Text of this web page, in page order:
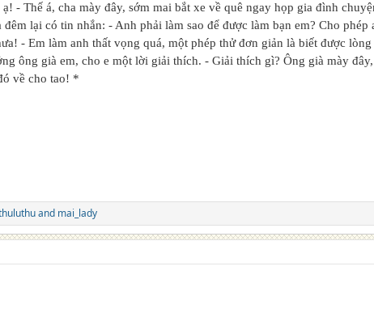
- Thế á, cha mày đây, sớm mai bắt xe về quê ngay họp gia đình
đêm lại có tin nhắn: - Anh phải làm sao để được làm bạn em? Cho
- Em làm anh thất vọng quá, một phép thử đơn giản là biết được
ông già em, cho e một lời giải thích. - Giải thích gì? Ông già mày
về cho tao! *
and mai_lady